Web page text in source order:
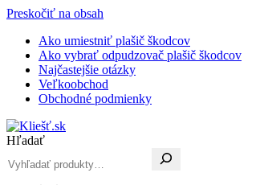
Preskočiť na obsah
Ako umiestniť plašič škodcov
Ako vybrať odpudzovač plašič škodcov
Najčastejšie otázky
Veľkoobchod
Obchodné podmienky
Hľadať